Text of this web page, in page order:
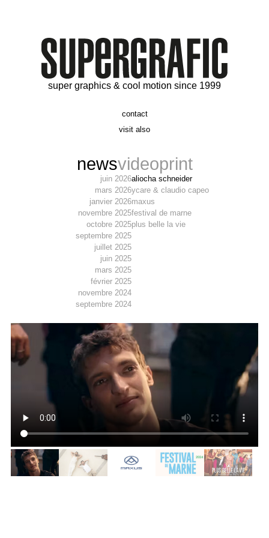
super graphics & cool motion since 1999
contact
t. 06 09 56 46 73
visit also
newsvideoprint
juin 2026
mars 2026
janvier 2026
novembre 2025
octobre 2025
septembre 2025
juillet 2025
juin 2025
mars 2025
février 2025
novembre 2024
septembre 2024
aliocha schneider
ycare & claudio capeo
maxus
festival de marne
plus belle la vie